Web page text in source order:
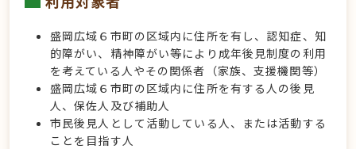
盛岡広域６市町の区域内に住所を有し、認知症、知
的障がい、精神障がい等により成年後見制度の利用
を考えている人やその関係者（家族、支援機関等）
盛岡広域６市町の区域内に住所を有する人の後見
人、保佐人及び補助人
市民後見人として活動している人、または活動する
ことを目指す人